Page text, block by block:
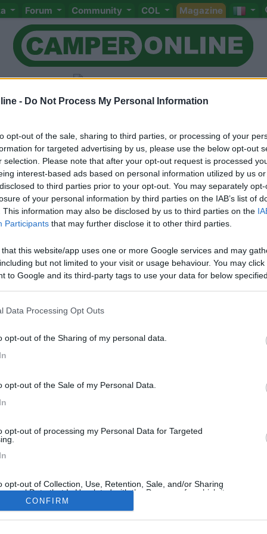
- Do Not Process My Personal Information
opt-out of the sale, sharing to third parties, or processing of your
for targeted advertising by us, please use the below opt-out
selection. Please note that after your opt-out request is processed
interest-based ads based on personal information utilized by us
to third parties prior to your opt-out. You may separately
of your personal information by third parties on the IAB’s list of
This information may also be disclosed by us to third parties on the
Participants that may further disclose it to other third parties.
that this website/app uses one or more Google services and may
but not limited to your visit or usage behaviour. You may
to Google and its third-party tags to use your data for below
Data Processing Opt Outs
opt-out of the Sharing of my personal data.
opt-out of the Sale of my Personal Data.
opt-out of processing my Personal Data for Targeted
opt-out of Collection, Use, Retention, Sale, and/or Sharing
Data that Is Unrelated with the Purposes for which it
CONFIRM
Forum Community COL Magazine
Meccanica Cellula Accessori Eventi Leggi Comportamenti
Attivi
< 1 >
Mi sapete dire in che condizioni è?? Ho sentito dire che
Meccanica Cellula Accessori Eventi
tempismo perfetto, in
dell'imbarco per il Marocco, si
Oggi alle 07:30
Ciao, ho un camper ducato nuovo
sicce Ieri